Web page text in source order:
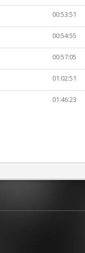
00:53:51
00:54:55
00:57:05
01:02:51
01:46:23